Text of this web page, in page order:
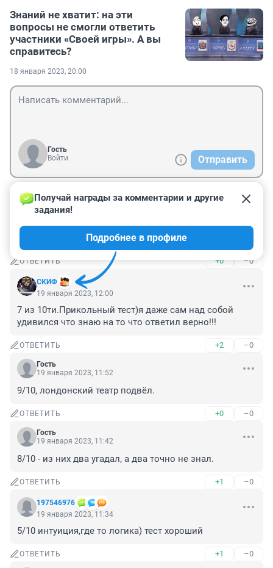
Знаний не хватит: на эти
вопросы не смогли ответить
участники «Своей игры». А вы
справитесь?
18 января 2023, 20:00
Гость
Войти
Отправить
Гость
19 января 2023, 14:23
9/10. Не на все вопросы знала ответы, но интуиция и
логика не подвели.
ОТВЕТИТЬ +0 –0
СКИФ
Получай награды за комментарии и другие
задания!
Подробнее в профиле
19 января 2023, 12:00
7 из 10ти.Прикольный тест)я даже сам над собой
удивился что знаю на то что ответил верно!!!
ОТВЕТИТЬ +2 –0
Гость
19 января 2023, 11:52
9/10, лондонский театр подвёл.
ОТВЕТИТЬ +0 –0
Гость
19 января 2023, 11:42
8/10 - из них два угадал, а два точно не знал.
ОТВЕТИТЬ +1 –0
197546976
19 января 2023, 11:34
5/10 интуиция,где то логика) тест хороший
ОТВЕТИТЬ +1 –0